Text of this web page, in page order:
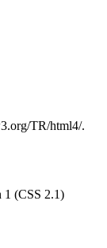
TR/html4/.
1 (CSS 2.1)